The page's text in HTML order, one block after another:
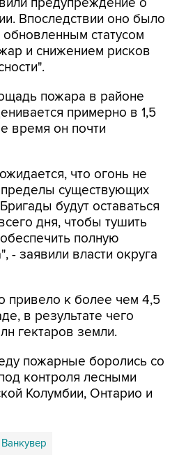
Впоследствии оно было
статусом
и снижением рисков
пожара в районе
примерно в 1,5
время он почти
что огонь не
пределы существующих
будут оставаться
дня, чтобы тушить
полную
- заявили власти округа
привело к более чем 4,5
в результате чего
гектаров земли.
пожарные боролись со
контроля лесными
Колумбии, Онтарио и
Ванкувер